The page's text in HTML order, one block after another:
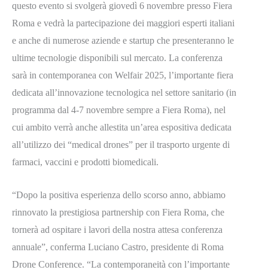
questo evento si svolgerà giovedì 6 novembre presso Fiera
Roma e vedrà la partecipazione dei maggiori esperti italiani
e anche di numerose aziende e startup che presenteranno le
ultime tecnologie disponibili sul mercato. La conferenza
sarà in contemporanea con Welfair 2025, l’importante fiera
dedicata all’innovazione tecnologica nel settore sanitario (in
programma dal 4-7 novembre sempre a Fiera Roma), nel
cui ambito verrà anche allestita un’area espositiva dedicata
all’utilizzo dei “medical drones” per il trasporto urgente di
farmaci, vaccini e prodotti biomedicali.
“Dopo la positiva esperienza dello scorso anno, abbiamo
rinnovato la prestigiosa partnership con Fiera Roma, che
tornerà ad ospitare i lavori della nostra attesa conferenza
annuale”, conferma Luciano Castro, presidente di Roma
Drone Conference. “La contemporaneità con l’importante